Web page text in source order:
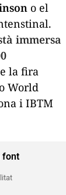
o el
immersa
la fira
World
i IBTM
font